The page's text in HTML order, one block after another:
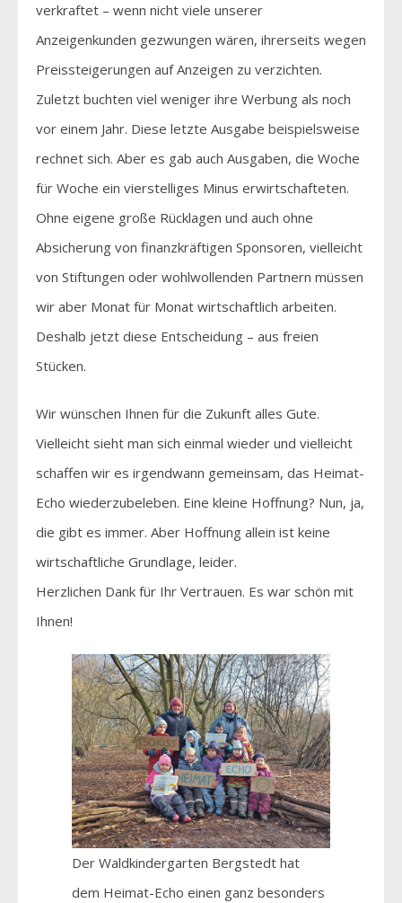
verkraftet – wenn nicht viele unserer
Anzeigenkunden gezwungen wären, ihrerseits wegen
Preissteigerungen auf Anzeigen zu verzichten.
Zuletzt buchten viel weniger ihre Werbung als noch
vor einem Jahr. Diese letzte Ausgabe beispielsweise
rechnet sich. Aber es gab auch Ausgaben, die Woche
für Woche ein vierstelliges Minus erwirtschafteten.
Ohne eigene große Rücklagen und auch ohne
Absicherung von finanzkräftigen Sponsoren, vielleicht
von Stiftungen oder wohlwollenden Partnern müssen
wir aber Monat für Monat wirtschaftlich arbeiten.
Deshalb jetzt diese Entscheidung – aus freien
Stücken.
Wir wünschen Ihnen für die Zukunft alles Gute.
Vielleicht sieht man sich einmal wieder und vielleicht
schaffen wir es irgendwann gemeinsam, das Heimat-
Echo wiederzubeleben. Eine kleine Hoffnung? Nun, ja,
die gibt es immer. Aber Hoffnung allein ist keine
wirtschaftliche Grundlage, leider.
Herzlichen Dank für Ihr Vertrauen. Es war schön mit
Ihnen!
Der Waldkindergarten Bergstedt hat
dem Heimat-Echo einen ganz besonders